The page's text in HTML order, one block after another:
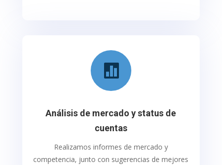

Análisis de mercado y status de
cuentas
Realizamos informes de mercado y
competencia, junto con sugerencias de mejores